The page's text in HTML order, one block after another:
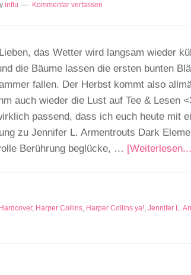
influ Kommentar verfassen
das Wetter wird langsam wieder
die Bäume lassen die ersten bunten
fallen. Der Herbst kommt also
auch wieder die Lust auf Tee & Lesen
passend, dass ich euch heute mit
zu Jennifer L. Armentrouts Dark
Berührung beglücke, …
Hardcover, Harper Collins, Harper Collins ya!, Jennifer L.